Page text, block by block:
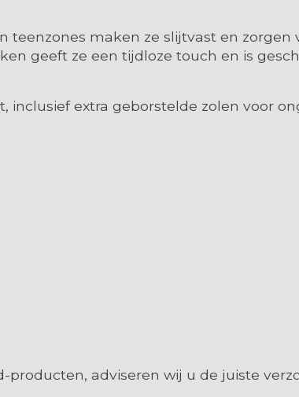
teenzones maken ze slijtvast en
geeft ze een tijdloze touch en is
inclusief extra geborstelde zolen voor
adviseren wij u de juiste